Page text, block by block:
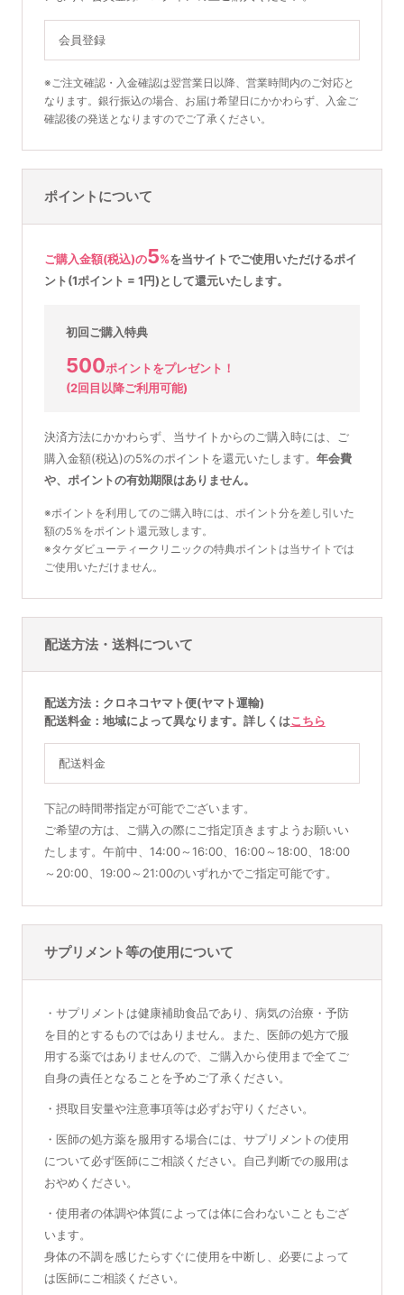
会員登録
※ご注文確認・入金確認は翌営業日以降、営業時間内のご対応と
なります。銀行振込の場合、お届け希望日にかかわらず、入金ご
確認後の発送となりますのでご了承ください。
ポイントについて
ご購入金額(税込)の5%を当サイトでご使用いただけるポイ
ント(1ポイント = 1円)として還元いたします。
初回ご購入特典
500ポイントをプレゼント！
(2回目以降ご利用可能)
決済方法にかかわらず、当サイトからのご購入時には、ご
購入金額(税込)の5%のポイントを還元いたします。 年会費
や、ポイントの有効期限はありません。
※ポイントを利用してのご購入時には、ポイント分を差し引いた
額の5％をポイント還元致します。
※タケダビューティークリニックの特典ポイントは当サイトでは
ご使用いただけません。
配送方法・送料について
配送方法
クロネコヤマト便(ヤマト運輸)
配送料金
地域によって異なります。詳しくはこちら
配送料金
下記の時間帯指定が可能でございます。
ご希望の方は、ご購入の際にご指定頂きますようお願いい
たします。午前中、14:00～16:00、16:00～18:00、18:00
～20:00、19:00～21:00のいずれかでご指定可能です。
サプリメント等の使用について
・サプリメントは健康補助食品であり、病気の治療・予防
を目的とするものではありません。また、医師の処方で服
用する薬ではありませんので、ご購入から使用まで全てご
自身の責任となることを予めご了承ください。
・摂取目安量や注意事項等は必ずお守りください。
・医師の処方薬を服用する場合には、サプリメントの使用
について必ず医師にご相談ください。自己判断での服用は
おやめください。
・使用者の体調や体質によっては体に合わないこともござ
います。
身体の不調を感じたらすぐに使用を中断し、必要によって
は医師にご相談ください。